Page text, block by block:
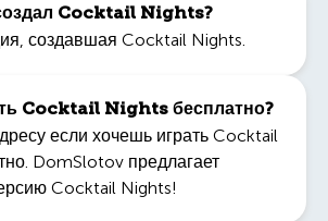
Cocktail Nights?
создавшая Cocktail Nights.
Cocktail Nights бесплатно?
если хочешь играть Cocktail
DomSlotov предлагает
Cocktail Nights!